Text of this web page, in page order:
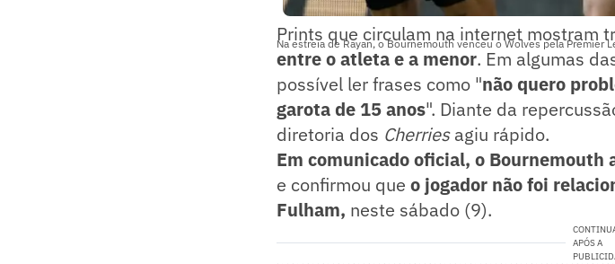
Na estreia de Rayan, o Bournemouth venceu o Wolves pela Premier
Prints que circulam na internet mostram
entre o atleta e a menor. Em algumas
possível ler frases como "não quero
garota de 15 anos". Diante da
diretoria dos Cherriesagiu rápido.
Em comunicado oficial, o
e confirmou que o jogador não foi
Fulham, neste sábado (9).
APÓS A